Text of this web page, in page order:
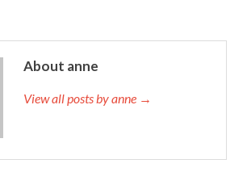
About anne
View all posts by anne →